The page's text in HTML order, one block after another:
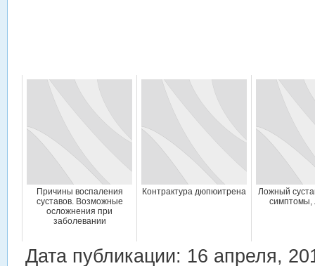
Причины воспаления
суставов. Возможные
осложнения при
заболевании
Контрактура дюпюитрена
Ложный
симптомы,
Дата публикации: 16 апреля,